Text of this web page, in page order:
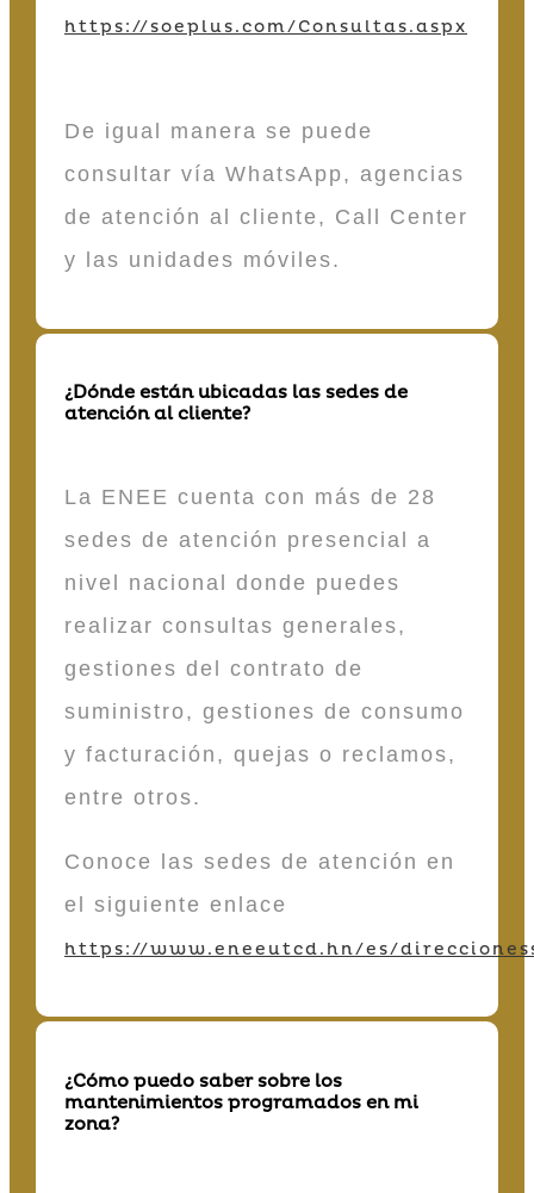
https://soeplus.com/Consultas.aspx
De igual manera se puede
consultar vía WhatsApp, agencias
de atención al cliente, Call Center
y las unidades móviles.
¿Dónde están ubicadas las sedes de
atención al cliente?
La ENEE cuenta con más de 28
sedes de atención presencial a
nivel nacional donde puedes
realizar consultas generales,
gestiones del contrato de
suministro, gestiones de consumo
y facturación, quejas o reclamos,
entre otros.
Conoce las sedes de atención en
el siguiente enlace
https://www.eneeutcd.hn/es/
¿Cómo puedo saber sobre los
mantenimientos programados en mi
zona?